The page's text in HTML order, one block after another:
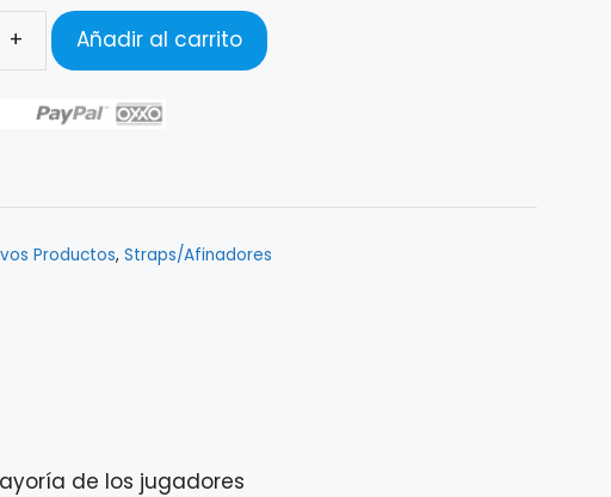
+ Añadir al carrito
Productos, Straps/Afinadores
de los jugadores